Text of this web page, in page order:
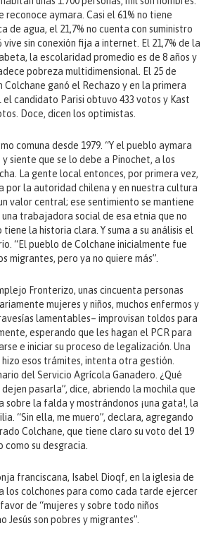
reconoce aymara. Casi el 61% no tiene
de agua, el 21,7% no cuenta con suministro
vive sin conexión fija a internet. El 21,7% de la
la escolaridad promedio es de 8 años y
pobreza multidimensional. El 25 de
Colchane ganó el Rechazo y en la primera
candidato Parisi obtuvo 433 votos y Kast
Doce, dicen los optimistas.
comuna desde 1979. “Y el pueblo aymara
siente que se lo debe a Pinochet, a los
La gente local entonces, por primera vez,
por la autoridad chilena y en nuestra cultura
valor central; ese sentimiento se mantiene
una trabajadora social de esa etnia que no
la historia clara. Y suma a su análisis el
“El pueblo de Colchane inicialmente fue
migrantes, pero ya no quiere más”.
Fronterizo, unas cincuenta personas
mujeres y niños, muchos enfermos y
lamentables– improvisan toldos para
esperando que les hagan el PCR para
e iniciar su proceso de legalización. Una
esos trámites, intenta otra gestión.
del Servicio Agrícola Ganadero. ¿Qué
dejen pasarla”, dice, abriendo la mochila que
sobre la falda y mostrándonos ¡una gata!, la
“Sin ella, me muero”, declara, agregando
Colchane, que tiene claro su voto del 19
su desgracia.
franciscana, Isabel Dioqf, en la iglesia de
los colchones para como cada tarde ejercer
de “mujeres y sobre todo niños
Jesús son pobres y migrantes”.